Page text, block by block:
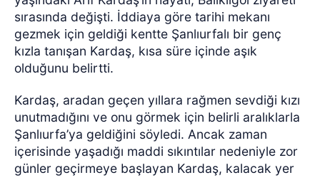
sırasında değişti. İddiaya göre tarihi mekanı
gezmek için geldiği kentte Şanlıurfalı bir genç
kızla tanışan Kardaş, kısa süre içinde aşık
olduğunu belirtti.
Kardaş, aradan geçen yıllara rağmen sevdiği kızı
unutmadığını ve onu görmek için belirli aralıklarla
Şanlıurfa’ya geldiğini söyledi. Ancak zaman
içerisinde yaşadığı maddi sıkıntılar nedeniyle zor
günler geçirmeye başlayan Kardaş, kalacak yer